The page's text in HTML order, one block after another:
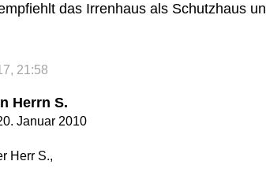
das Irrenhaus als Schutzhaus
21:58
Herrn S.
Januar 2010
Herr S.,